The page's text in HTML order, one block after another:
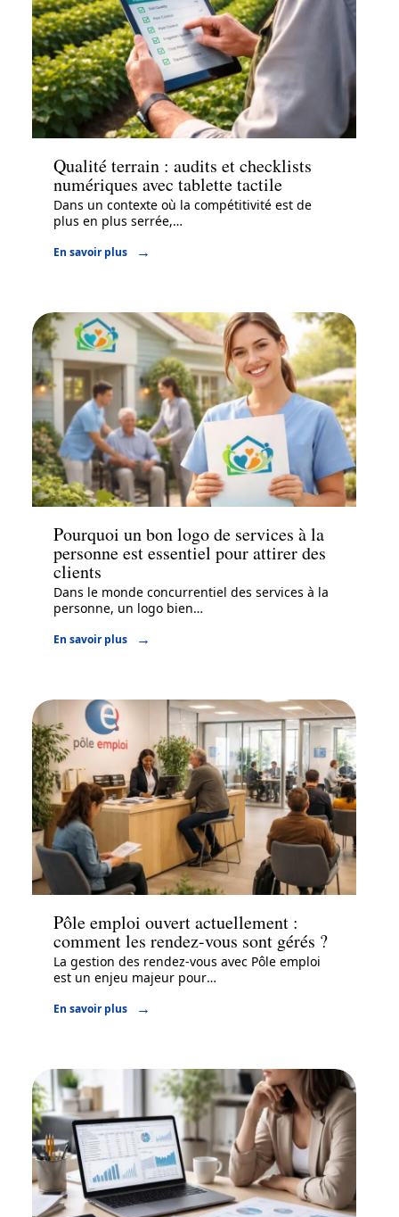
Entreprise
Qualité terrain : audits et checklists
numériques avec tablette tactile
Dans un contexte où la compétitivité est de
plus en plus serrée,…
En savoir plus
Services
Pourquoi un bon logo de services à la
personne est essentiel pour attirer des
clients
Dans le monde concurrentiel des services à la
personne, un logo bien…
En savoir plus
Entreprise
Pôle emploi ouvert actuellement :
comment les rendez-vous sont gérés ?
La gestion des rendez-vous avec Pôle emploi
est un enjeu majeur pour…
En savoir plus